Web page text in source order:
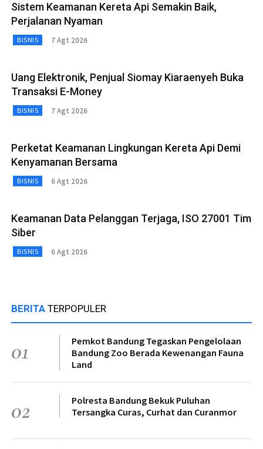
Sistem Keamanan Kereta Api Semakin Baik,
Perjalanan Nyaman
BISNIS 7 Agt 2026
Uang Elektronik, Penjual Siomay Kiaraenyeh Buka
Transaksi E-Money
BISNIS 7 Agt 2026
Perketat Keamanan Lingkungan Kereta Api Demi
Kenyamanan Bersama
BISNIS 6 Agt 2026
Keamanan Data Pelanggan Terjaga, ISO 27001 Tim
Siber
BISNIS 6 Agt 2026
BERITA TERPOPULER
01
Pemkot Bandung Tegaskan Pengelolaan
Bandung Zoo Berada Kewenangan Fauna
Land
02
Polresta Bandung Bekuk Puluhan
Tersangka Curas, Curhat dan Curanmor